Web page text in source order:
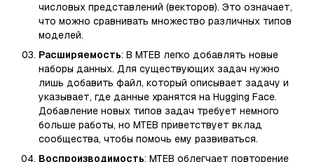
числовых представлений (векторов). Это означает,
что можно сравнивать множество различных типов
моделей.
Расширяемость: В MTEB легко добавлять новые
наборы данных. Для существующих задач нужно
лишь добавить файл, который описывает задачу и
указывает, где данные хранятся на Hugging Face.
Добавление новых типов задач требует немного
больше работы, но MTEB приветствует вклад
сообщества, чтобы помочь ему развиваться.
Воспроизводимость: MTEB облегчает повторение